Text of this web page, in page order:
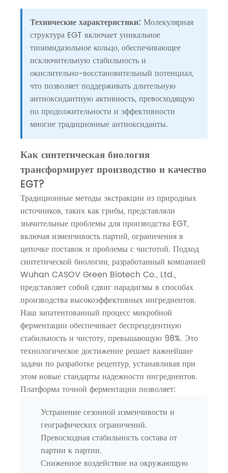
Технические характеристики: Молекулярная
структура EGT включает уникальное
тиоимидазольное кольцо, обеспечивающее
исключительную стабильность и
окислительно-восстановительный потенциал,
что позволяет поддерживать длительную
антиоксидантную активность, превосходящую
по продолжительности и эффективности
многие традиционные антиоксиданты.
Как синтетическая биология
трансформирует производство и качество
EGT?
Традиционные методы экстракции из природных
источников, таких как грибы, представляли
значительные проблемы для производства EGT,
включая изменчивость партий, ограничения в
цепочке поставок и проблемы с чистотой. Подход
синтетической биологии, разработанный компанией
Wuhan CASOV Green Biotech Co., Ltd.,
представляет собой сдвиг парадигмы в способах
производства высокоэффективных ингредиентов.
Наш запатентованный процесс микробной
ферментации обеспечивает беспрецедентную
стабильность и чистоту, превышающую 98%. Это
технологическое достижение решает важнейшие
задачи по разработке рецептур, устанавливая при
этом новые стандарты надежности ингредиентов.
Платформа точной ферментации позволяет:
Устранение сезонной изменчивости и
географических ограничений.
Превосходная стабильность состава от
партии к партии.
Сниженное воздействие на окружающую